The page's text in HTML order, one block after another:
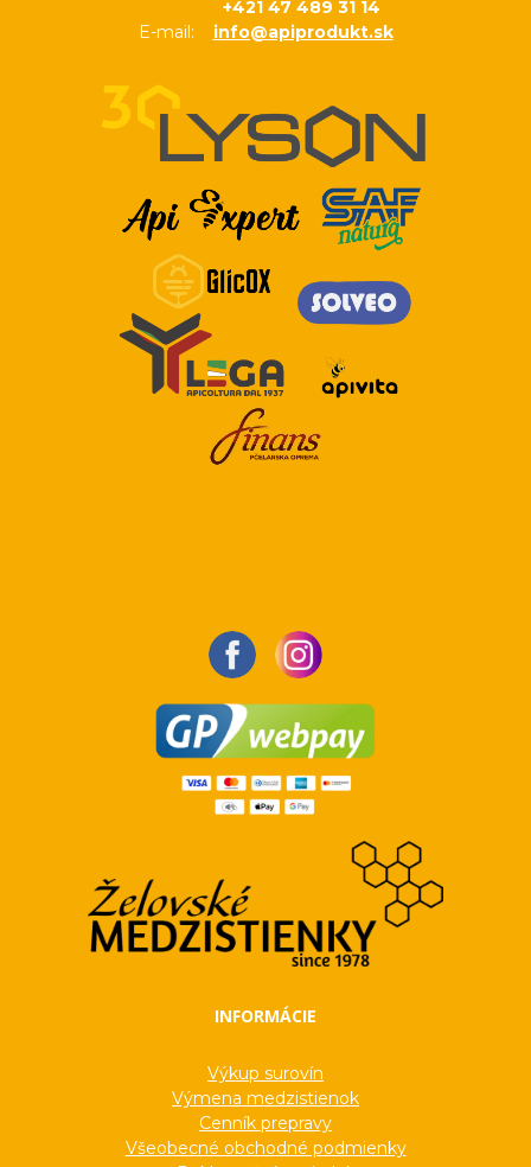
+421 47 489 31 14
E-mail: info@apiprodukt.sk
INFORMÁCIE
Výkup surovín
Výmena medzistienok
Cenník prepravy
Všeobecné obchodné podmienky